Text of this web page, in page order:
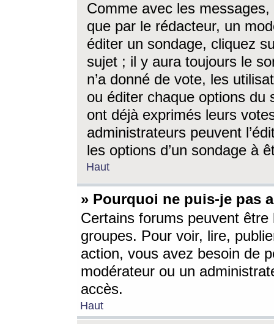
Comme avec les
que par le rédacteur, un
éditer un sondage, cliquez
sujet ; il y aura toujours le
n’a donné de vote, les
ou éditer chaque options du
ont déjà exprimés leurs
administrateurs peuvent
les options d’un sondage à
Haut
» Pourquoi ne puis-je pas
Certains forums peuvent être
groupes. Pour voir, lire,
action, vous avez besoin de
modérateur ou un
accès.
Haut